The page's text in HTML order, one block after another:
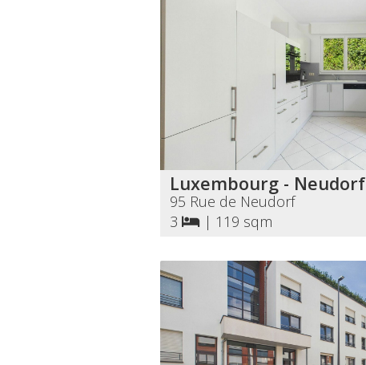
Luxembourg - Neudorf
95 Rue de Neudorf
3
| 119 sqm